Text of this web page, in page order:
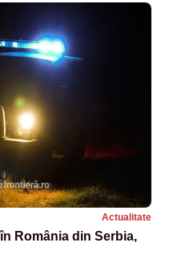
Actualitate
România din Serbia,